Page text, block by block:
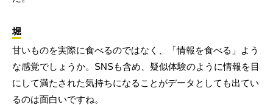
堀
甘いものを実際に食べるのではなく、「情報を食べる」よう
な感覚でしょうか。SNSも含め、疑似体験のように情報を目
にして満たされた気持ちになることがデータとしても出てい
るのは面白いですね。